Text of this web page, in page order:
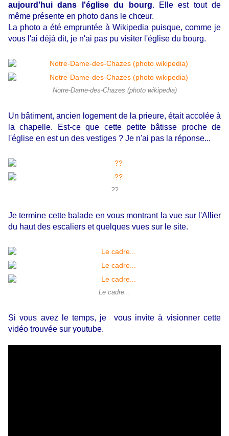
aujourd'hui dans l'église du bourg.
Elle est tout de
même présente en photo dans le chœur.
La photo a été empruntée à Wikipedia puisque, comme je
vous l'ai déjà dit, je n'ai pas pu visiter l'église du bourg.
Notre-Dame-des-Chazes (photo wikipedia)
Un bâtiment, ancien logement de la prieure, était accolée à
la chapelle. Est-ce que cette petite bâtisse proche de
l'église en est un des vestiges ? Je n'ai pas la réponse...
??
Je termine cette balade en vous montrant la vue sur l'Allier
du haut des escaliers et quelques vues sur le site.
Le cadre...
Si vous avez le temps, je vous invite à visionner cette
vidéo trouvée sur youtube.